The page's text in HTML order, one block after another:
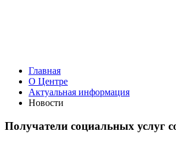
Главная
О Центре
Актуальная информация
Новости
Получатели социальных услуг